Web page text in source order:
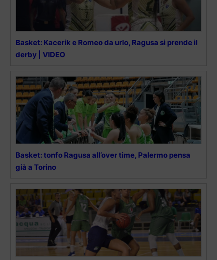
Basket: Kacerik e Romeo da urlo, Ragusa si prende il
derby | VIDEO
Basket: tonfo Ragusa all’over time, Palermo pensa
già a Torino